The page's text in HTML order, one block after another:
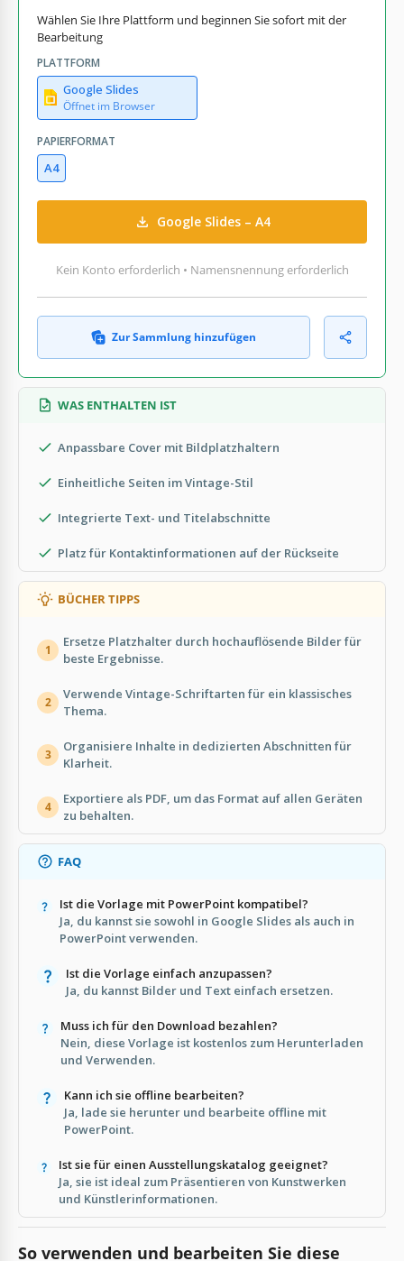
Wählen Sie Ihre Plattform und beginnen Sie sofort mit der
Bearbeitung
PLATTFORM
Google Slides
Öffnet im Browser
PAPIERFORMAT
A4
Google Slides – A4
Kein Konto erforderlich • Namensnennung erforderlich
Zur Sammlung hinzufügen
WAS ENTHALTEN IST
Anpassbare Cover mit Bildplatzhaltern
Einheitliche Seiten im Vintage-Stil
Integrierte Text- und Titelabschnitte
Platz für Kontaktinformationen auf der Rückseite
BÜCHER TIPPS
1
Ersetze Platzhalter durch hochauflösende Bilder für
beste Ergebnisse.
2
Verwende Vintage-Schriftarten für ein klassisches
Thema.
3
Organisiere Inhalte in dedizierten Abschnitten für
Klarheit.
4
Exportiere als PDF, um das Format auf allen Geräten
zu behalten.
FAQ
Ist die Vorlage mit PowerPoint kompatibel?
Ja, du kannst sie sowohl in Google Slides als auch in
PowerPoint verwenden.
Ist die Vorlage einfach anzupassen?
Ja, du kannst Bilder und Text einfach ersetzen.
Muss ich für den Download bezahlen?
Nein, diese Vorlage ist kostenlos zum Herunterladen
und Verwenden.
Kann ich sie offline bearbeiten?
Ja, lade sie herunter und bearbeite offline mit
PowerPoint.
Ist sie für einen Ausstellungskatalog geeignet?
Ja, sie ist ideal zum Präsentieren von Kunstwerken
und Künstlerinformationen.
So verwenden und bearbeiten Sie diese